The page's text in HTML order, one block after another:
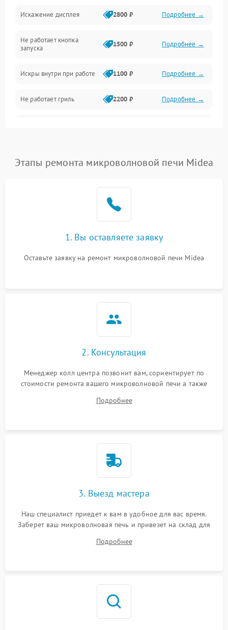
Питание и запуск
Нагрев и приготовление
Программное обеспечение
Искажение дисплея 2800 ₽ Подробнее →
Не работает кнопка
запуска
1500 ₽ Подробнее →
Искры внутри при работе 1100 ₽ Подробнее →
Не работает гриль 2200 ₽ Подробнее →
Подробнее →
2200 ₽
Не работают сенсорные
1000 ₽
Этапы ремонта микроволновой печи Midea
1. Вы оставляете заявку
Оставьте заявку на ремонт микроволновой печи Midea
2. Консультация
Менеджер колл центра позвонит вам, сориентирует по
стоимости ремонта вашего микроволновой печи а также
Подробнее
3. Выезд мастера
Наш специалист приедет к вам в удобное для вас время.
Заберет ваш микроволновая печь и привезет на склад для
Подробнее